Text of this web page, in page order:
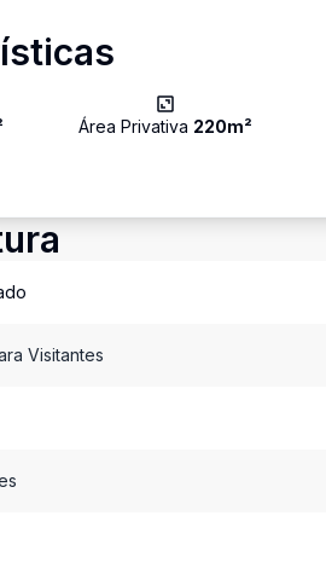
Área Privativa 220m²
Visitantes